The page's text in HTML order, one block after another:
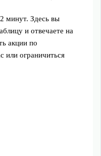
минут. Здесь вы
и отвечаете на
акции по
или ограничиться